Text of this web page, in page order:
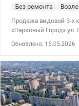
Без ремонта
Продажа видовой 3-х
«Парковый Город»
производства Rexau.
город в подземном
Обновлено: 15.05.2026